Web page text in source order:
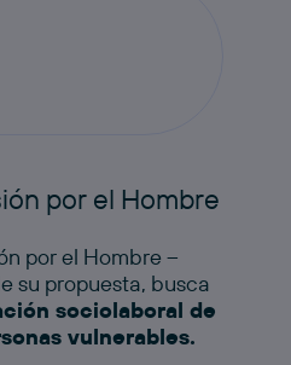
por el Hombre
por el Hombre –
su propuesta, busca
sociolaboral de
vulnerables.